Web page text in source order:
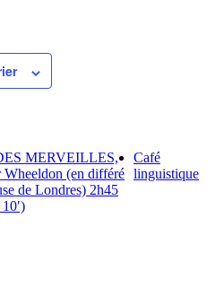
MERVEILLES,
Wheeldon (en différé
de Londres) 2h45
Café
linguistique